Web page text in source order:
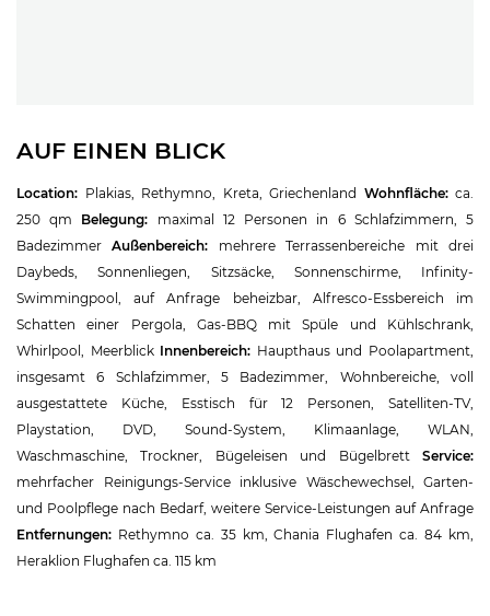
AUF EINEN BLICK
Location: Plakias, Rethymno, Kreta, Griechenland Wohnfläche:ca.
250 qm Belegung: maximal 12 Personen in 6 Schlafzimmern, 5
BadezimmerAußenbereich: mehrere Terrassenbereiche mit drei
Daybeds, Sonnenliegen, Sitzsäcke, Sonnenschirme, Infinity-
Swimmingpool, auf Anfrage beheizbar, Alfresco-Essbereich im
Schatten einer Pergola, Gas-BBQ mit Spüle und Kühlschrank,
Whirlpool, Meerblick Innenbereich: Haupthaus und Poolapartment,
insgesamt 6 Schlafzimmer, 5 Badezimmer, Wohnbereiche, voll
ausgestattete Küche, Esstisch für 12 Personen, Satelliten-TV,
Playstation, DVD, Sound-System, Klimaanlage, WLAN,
Waschmaschine, Trockner, Bügeleisen und Bügelbrett Service:
mehrfacher Reinigungs-Service inklusive Wäschewechsel, Garten-
und Poolpflege nach Bedarf, weitere Service-Leistungen auf Anfrage
Entfernungen: Rethymno ca. 35 km, Chania Flughafen ca. 84 km,
Heraklion Flughafen ca. 115 km